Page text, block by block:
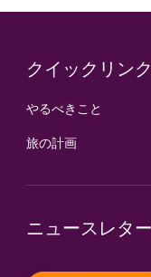
クイックリンク
やるべきこと
旅の計画
ニュースレタ